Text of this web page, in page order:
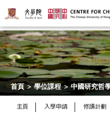
首頁 > 學位課程 > 中國研究哲
主頁 入學申請 修讀計劃